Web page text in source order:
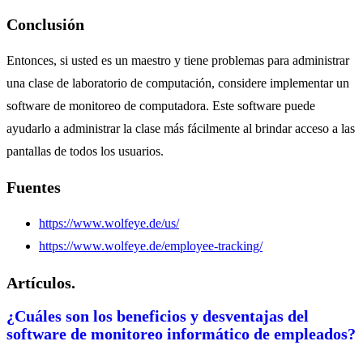
Conclusión
Entonces, si usted es un maestro y tiene problemas para administrar
una clase de laboratorio de computación, considere implementar un
software de monitoreo de computadora. Este software puede
ayudarlo a administrar la clase más fácilmente al brindar acceso a las
pantallas de todos los usuarios.
Fuentes
https://www.wolfeye.de/us/
https://www.wolfeye.de/employee-tracking/
Artículos.
¿Cuáles son los beneficios y desventajas del
software de monitoreo informático de empleados?